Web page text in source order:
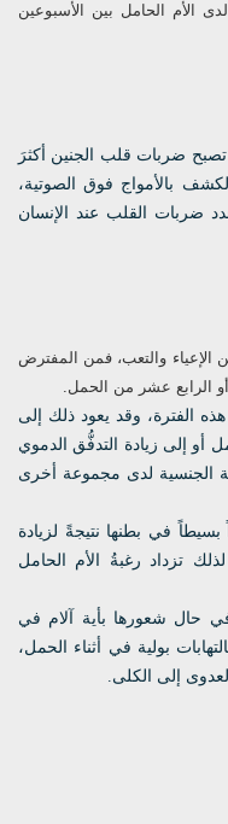
الأم الحامل بين الأسبوعين
ضربات قلب الجنين أكثرَ
بالأمواج فوق الصوتية،
ضربات القلب عند الإنسان
الإعياء والتعب، فمن المفترض
الرابع عشر من الحمل.
الفترة، وقد يعود ذلك إلى
أو إلى زيادة التدفُّق الدموي
الجنسية لدى مجموعة أخرى
في بطنها نتيجةً لزيادة
تزداد رغبةُ الأم الحامل
حال شعورها بأية آلام في
بولية في أثناء الحمل،
إلى الكلى.